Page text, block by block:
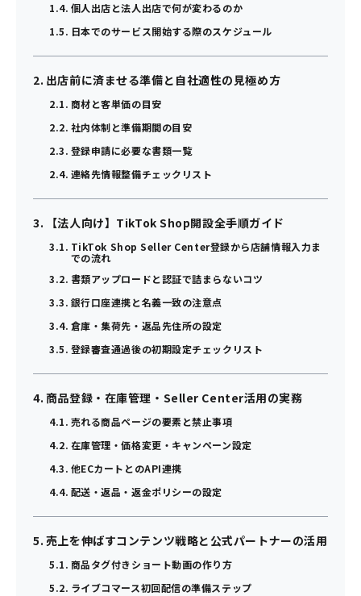
個人出店と法人出店で何が変わるのか
日本でのサービス開始する際のスケジュール
出店前に済ませる準備と自社適性の見極め方
商材と客単価の目安
社内体制と準備期間の目安
登録申請に必要な書類一覧
連絡先情報整備チェックリスト
【法人向け】TikTok Shop開設全手順ガイド
TikTok Shop Seller Center登録から店舗情報入力ま
での流れ
書類アップロードと認証で詰まらないコツ
銀行口座連携と名義一致の注意点
倉庫・集荷先・返品先住所の設定
登録審査通過後の初期設定チェックリスト
商品登録・在庫管理・Seller Center活用の実務
売れる商品ページの要素と禁止事項
在庫管理・価格変更・キャンペーン設定
他ECカートとのAPI連携
配送・返品・返金ポリシーの設定
売上を伸ばすコンテンツ戦略と公式パートナーの活用
商品タグ付きショート動画の作り方
ライブコマース初回配信の準備ステップ